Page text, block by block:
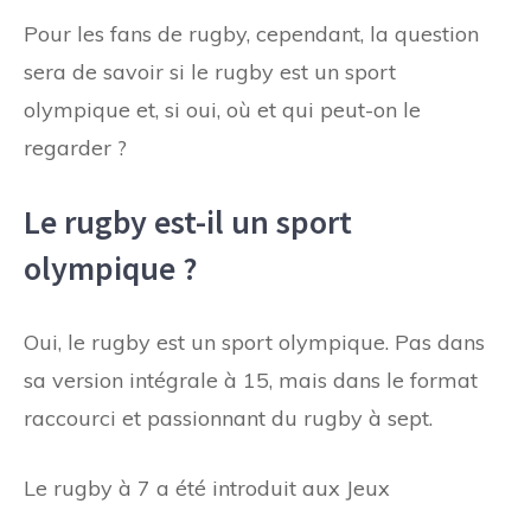
Pour les fans de rugby, cependant, la question
sera de savoir si le rugby est un sport
olympique et, si oui, où et qui peut-on le
regarder ?
Le rugby est-il un sport
olympique ?
Oui, le rugby est un sport olympique. Pas dans
sa version intégrale à 15, mais dans le format
raccourci et passionnant du rugby à sept.
Le rugby à 7 a été introduit aux Jeux